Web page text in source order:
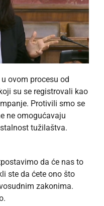
ovom procesu od
su se registrovali kao
Protivili smo se
ne omogućavaju
tužilaštva.
da će nas to
ste da ćete ono što
zakonima.